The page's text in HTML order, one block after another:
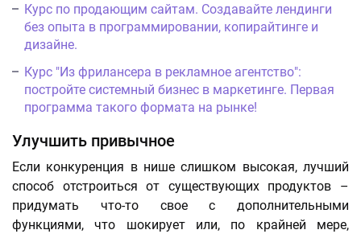
Курс по продающим сайтам. Создавайте лендинги
без опыта в программировании, копирайтинге и
дизайне.
Курс "Из фрилансера в рекламное агентство":
постройте системный бизнес в маркетинге. Первая
программа такого формата на рынке!
Улучшить привычное
Если конкуренция в нише слишком высокая, лучший
способ отстроиться от существующих продуктов –
придумать что-то свое с дополнительными
функциями, что шокирует или, по крайней мере,